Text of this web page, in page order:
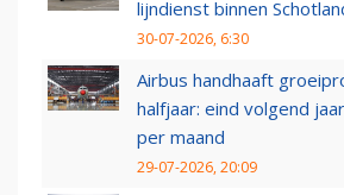
lijndienst binnen
30-07-2026, 6:30
Airbus handhaaft
halfjaar: eind volgend
per maand
29-07-2026, 20:09